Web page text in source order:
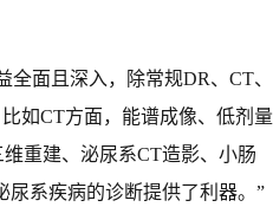
面且深入，除常规DR、CT、
如CT方面，能谱成像、低剂量
重建、泌尿系CT造影、小肠
尿系疾病的诊断提供了利器。”